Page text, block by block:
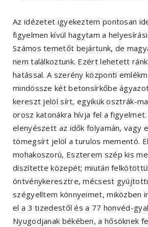
Az idézetet igyekeztem pontosan
figyelmen kívül hagytam a
Számos temetőt bejártunk, de
nem találkoztunk. Ezért lehetett
hatással. A szerény központi
mindössze két betonsírkőbe
kereszt jelöl sírt, egyikük osztrák-
orosz katonákra hívja fel a
elenyészett az idők folyamán, vagy
tömegsírt jelöl a turulos mementó.
mohakoszorú, Eszterem szép kis
díszítette közepét; miután
öntvénykeresztre, mécsest
szégyelltem könnyeimet, miközben
el a 3 tizedestől és a 77 honvéd-
Nyugodjanak békében, a hősöknek